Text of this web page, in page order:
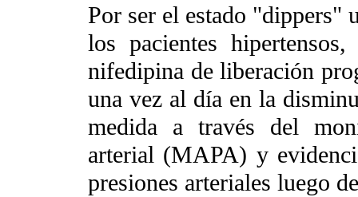
Por ser el estado "dippers"
los pacientes
nifedipina de liberación
una vez al día en la
medida a través del
arterial (MAPA) y
presiones arteriales luego